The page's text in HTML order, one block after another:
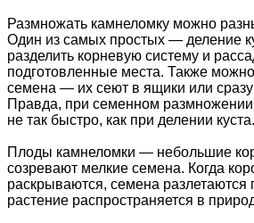
Размножать камнеломку можно
Один из самых простых — деление
разделить корневую систему и
подготовленные места. Также
семена — их сеют в ящики или сразу
Правда, при семенном размножении
не так быстро, как при делении куста.
Плоды камнеломки — небольшие
созревают мелкие семена. Когда
раскрываются, семена разлетаются
растение распространяется в